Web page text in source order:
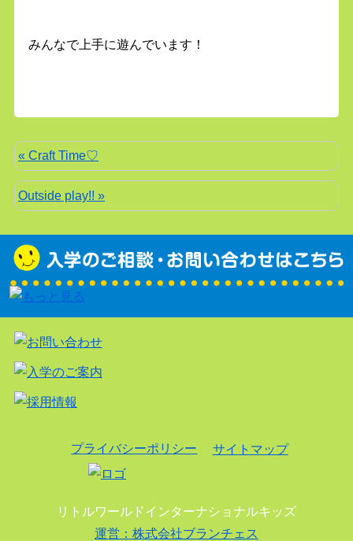
みんなで上手に遊んでいます！
« Craft Time♡
Outside play!! »
プライバシーポリシー サイトマップ
リトルワールドインターナショナルキッズ
運営：株式会社ブランチェス